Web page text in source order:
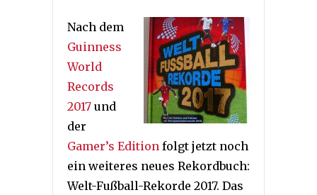
Nach dem
Guinness
World
Records
2017 und
der
Gamer’s Edition folgt jetzt noch
ein weiteres neues Rekordbuch:
Welt-Fußball-Rekorde 2017. Das